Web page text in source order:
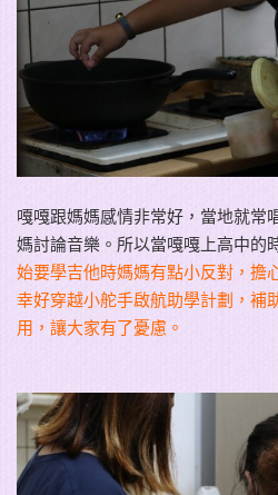
嘎嘎跟媽媽感情非常好，當地就常
媽討論音樂。所以當嘎嘎上高中的
始要學吉他時媽媽有點小反對，擔
幸好穿越小舵手啟航助學計劃，補
用，讓大家有了憂慮。